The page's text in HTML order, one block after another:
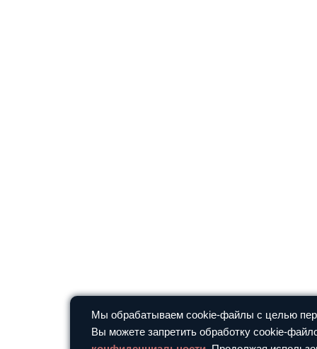
Мы обрабатываем cookie-файлы с целью
Вы можете запретить обработку cookie-